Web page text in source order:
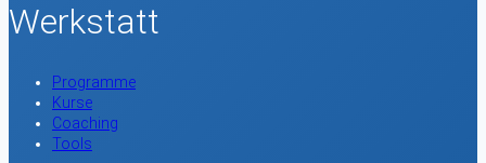
Werkstatt
Programme
Kurse
Coaching
Tools